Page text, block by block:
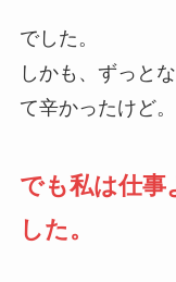
でした。
しかも、ずっと
て辛かったけど。
でも私は仕事
した。